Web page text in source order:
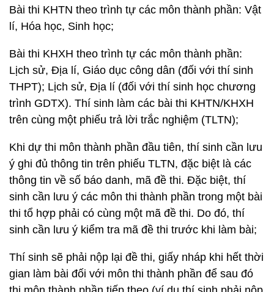
Bài thi KHTN theo trình tự các môn thành phần: Vật
lí, Hóa học, Sinh học;
Bài thi KHXH theo trình tự các môn thành phần:
Lịch sử, Địa lí, Giáo dục công dân (đối với thí sinh
THPT); Lịch sử, Địa lí (đối với thí sinh học chương
trình GDTX). Thí sinh làm các bài thi KHTN/KHXH
trên cùng một phiếu trả lời trắc nghiệm (TLTN);
Khi dự thi môn thành phần đầu tiên, thí sinh cần lưu
ý ghi đủ thông tin trên phiếu TLTN, đặc biệt là các
thông tin về số báo danh, mã đề thi. Đặc biệt, thí
sinh cần lưu ý các môn thi thành phần trong một bài
thi tổ hợp phải có cùng một mã đề thi. Do đó, thí
sinh cần lưu ý kiểm tra mã đề thi trước khi làm bài;
Thí sinh sẽ phải nộp lại đề thi, giấy nháp khi hết thời
gian làm bài đối với môn thi thành phần để sau đó